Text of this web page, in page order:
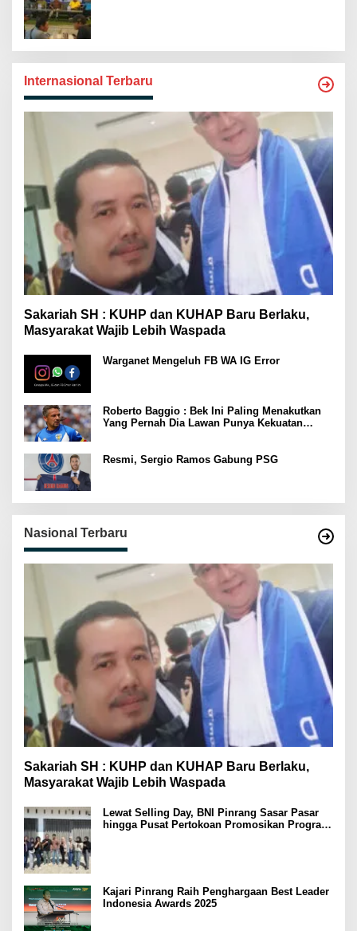
Internasional Terbaru
Sakariah SH : KUHP dan KUHAP Baru Berlaku,
Masyarakat Wajib Lebih Waspada
Warganet Mengeluh FB WA IG Error
Roberto Baggio : Bek Ini Paling Menakutkan
Yang Pernah Dia Lawan Punya Kekuatan
Resmi, Sergio Ramos Gabung PSG
Nasional Terbaru
Sakariah SH : KUHP dan KUHAP Baru Berlaku,
Masyarakat Wajib Lebih Waspada
Lewat Selling Day, BNI Pinrang Sasar Pasar
hingga Pusat Pertokoan Promosikan Program
Kajari Pinrang Raih Penghargaan Best Leader
Indonesia Awards 2025